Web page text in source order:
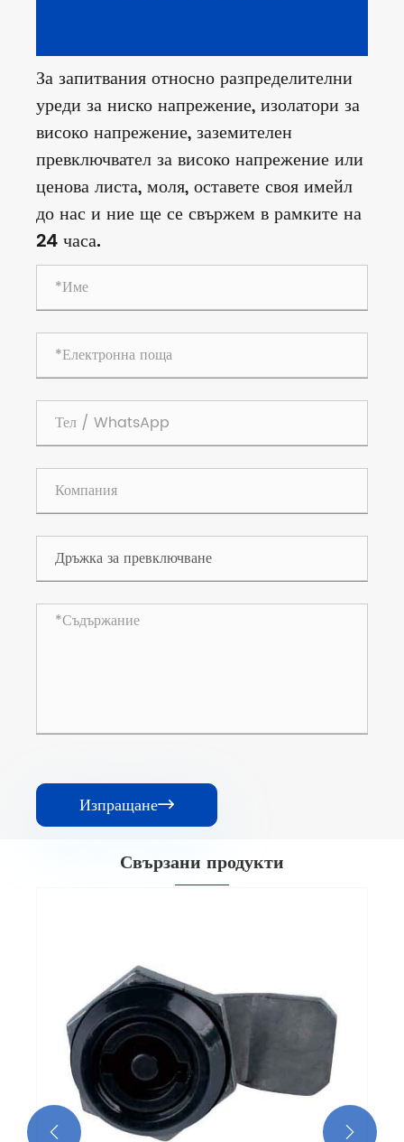
За запитвания относно разпределителни
уреди за ниско напрежение, изолатори за
високо напрежение, заземителен
превключвател за високо напрежение или
ценова листа, моля, оставете своя имейл
до нас и ние ще се свържем в рамките на
24 часа.
Изпращане
Свързани продукти
Виж повече >>
 